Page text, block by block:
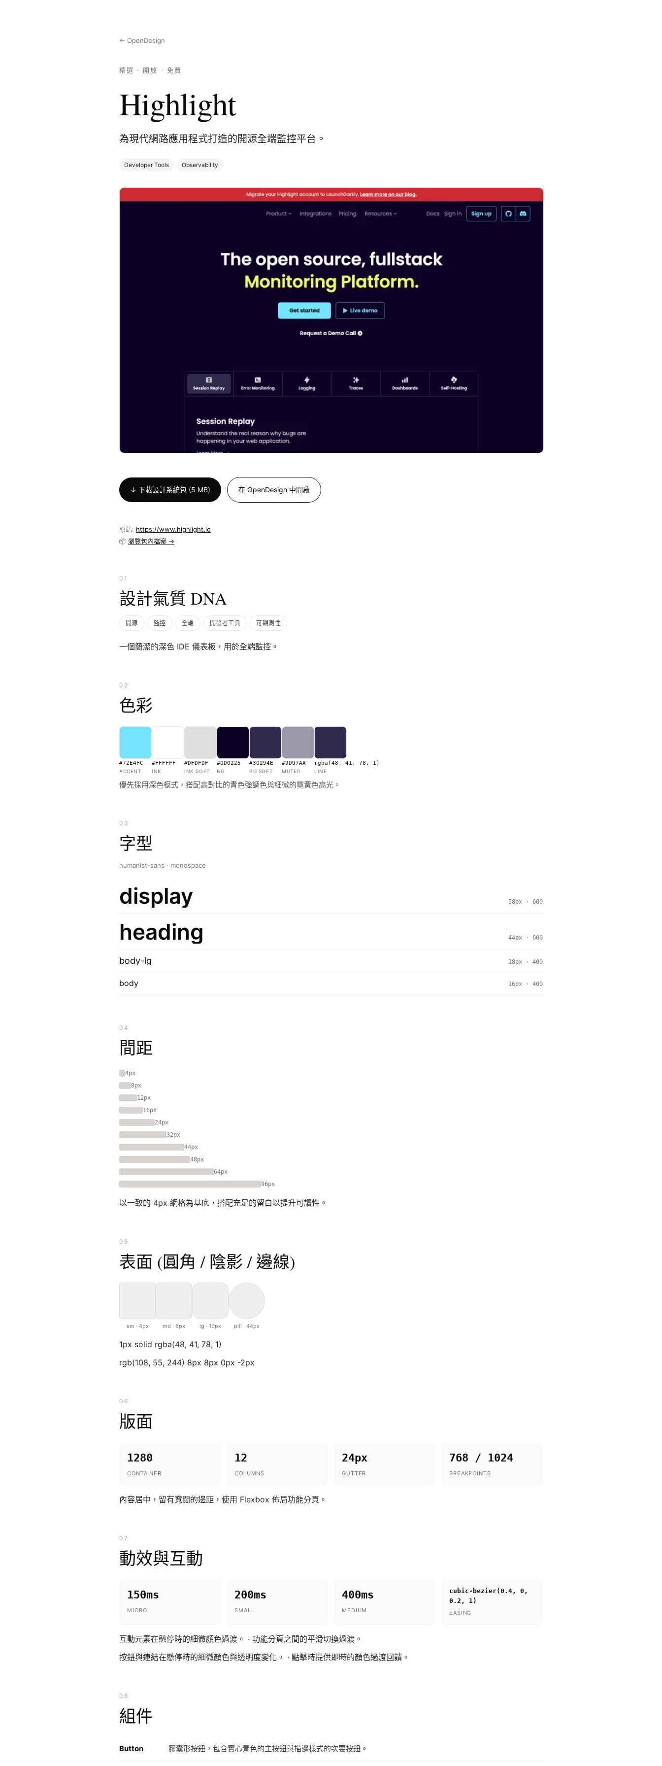
← OpenDesign
精選 · 開放 · 免費
Highlight
為現代網路應用程式打造的開源全端監控平台。
Developer Tools Observability
↓ 下載設計系統包 (5 MB) 在 OpenDesign 中開啟
原站: https://www.highlight.io
📦 瀏覽包內檔案 →
01
設計氣質 DNA
開源 監控 全端 開發者工具 可觀測性
一個簡潔的深色 IDE 儀表板，用於全端監控。
02
色彩
#72E4FC
ACCENT
#FFFFFF
INK
#DFDFDF
INK SOFT
#0D0225
BG
#30294E
BG SOFT
#9D97AA
MUTED
rgba(48, 41, 78, 1)
LINE
優先採用深色模式，搭配高對比的青色強調色與細微的霓黃色高光。
03
字型
humanist-sans · monospace
display 58px · 600
heading 44px · 600
body-lg 18px · 400
body 16px · 400
04
間距
4px
8px
12px
16px
24px
32px
44px
48px
64px
96px
以一致的 4px 網格為基底，搭配充足的留白以提升可讀性。
05
表面 (圓角 / 陰影 / 邊線)
sm · 4px md · 8px lg · 16px pill · 44px
1px solid rgba(48, 41, 78, 1)
rgb(108, 55, 244) 8px 8px 0px -2px
06
版面
1280
CONTAINER
12
COLUMNS
24px
GUTTER
768 / 1024
BREAKPOINTS
內容居中，留有寬闊的邊距，使用 Flexbox 佈局功能分頁。
07
動效與互動
150ms
MICRO
200ms
SMALL
400ms
MEDIUM
cubic-bezier(0.4, 0,
0.2, 1)
EASING
互動元素在懸停時的細微顏色過渡。 · 功能分頁之間的平滑切換過渡。
按鈕與連結在懸停時的細微顏色與透明度變化。 · 點擊時提供即時的顏色過渡回饋。
08
組件
Button 膠囊形按鈕，包含實心青色的主按鈕與描邊樣式的次要按鈕。